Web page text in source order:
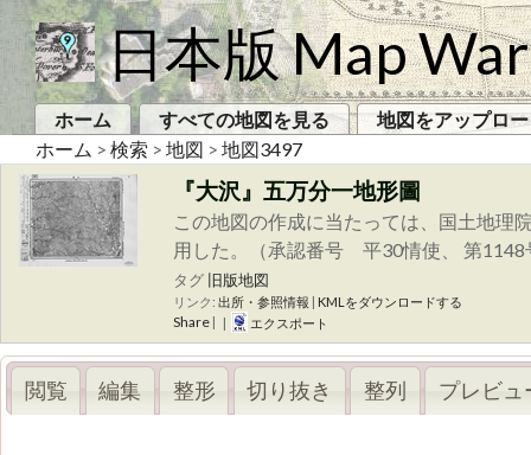
日本版 Map
ホーム すべての地図を見る
地図をアップロ
ホーム > 検索 > 地図 > 地図3497
『大沢』五万分一地形圖
この地図の作成に当たっては、国土地理
用した。（承認番号 平30情使、 第
タグ 旧版地図
リンク: 出所・参照情報 | KMLをダウンロードする
Share | | エクスポート
閲覧 編集 整形 切り抜き 整列 プレビュ